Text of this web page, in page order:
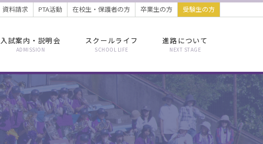
資料請求 PTA活動 在校生・保護者の方 卒業生の方 受験生の方
入試案内・説明会
ADMISSION
スクールライフ
SCHOOL LIFE
進路について
NEXT STAGE